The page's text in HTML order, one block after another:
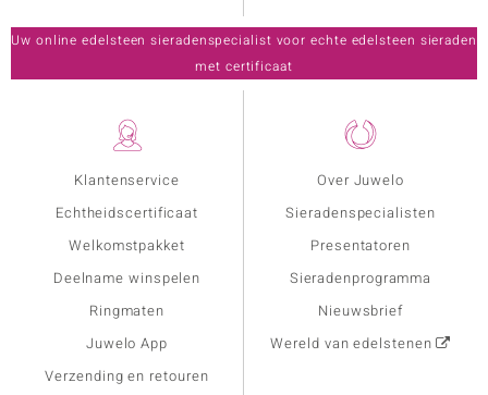
Klantenservice
Echtheidscertificaat
Welkomstpakket
Deelname winspelen
Ringmaten
Juwelo App
Verzending en retouren
Over Juwelo
Sieradenspecialisten
Presentatoren
Sieradenprogramma
Nieuwsbrief
Wereld van edelstenen
Uw online edelsteen sieradenspecialist voor echte edelsteen sieraden
met certificaat